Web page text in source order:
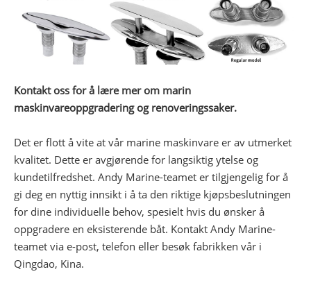
Kontakt oss for å lære mer om marin
maskinvareoppgradering og renoveringssaker.
Det er flott å vite at vår marine maskinvare er av utmerket
kvalitet. Dette er avgjørende for langsiktig ytelse og
kundetilfredshet. Andy Marine-teamet er tilgjengelig for å
gi deg en nyttig innsikt i å ta den riktige kjøpsbeslutningen
for dine individuelle behov, spesielt hvis du ønsker å
oppgradere en eksisterende båt. Kontakt Andy Marine-
teamet via e-post, telefon eller besøk fabrikken vår i
Qingdao, Kina.